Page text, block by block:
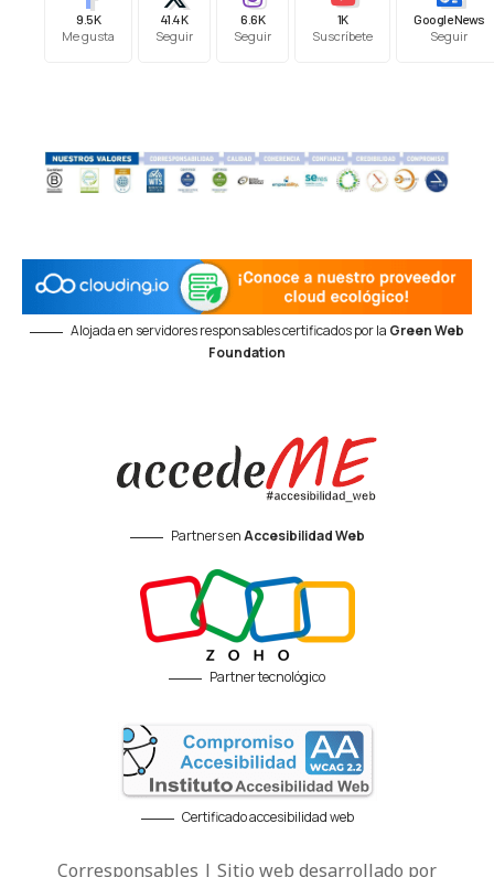
9.5K
Me gusta
41.4K
Seguir
6.6K
Seguir
1K
Suscríbete
Google News
Seguir
Alojada en servidores responsables certificados por la Green Web
Foundation
Partners enAccesibilidad Web
Partner tecnológico
Certificado accesibilidad web
Corresponsables | Sitio web desarrollado por